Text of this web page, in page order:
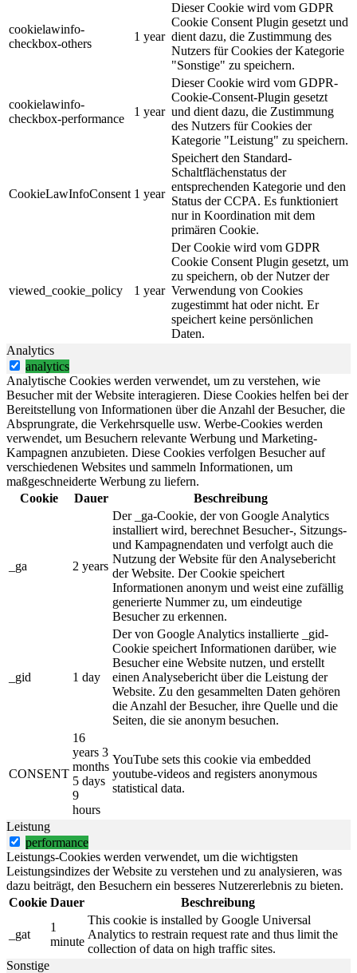
cookielawinfo-
checkbox-others
1 year
Dieser Cookie wird vom GDPR
Cookie Consent Plugin gesetzt und
dient dazu, die Zustimmung des
Nutzers für Cookies der Kategorie
"Sonstige" zu speichern.
cookielawinfo-
checkbox-performance
1 year
Dieser Cookie wird vom GDPR-
Cookie-Consent-Plugin gesetzt
und dient dazu, die Zustimmung
des Nutzers für Cookies der
Kategorie "Leistung" zu speichern.
CookieLawInfoConsent 1 year
Speichert den Standard-
Schaltflächenstatus der
entsprechenden Kategorie und den
Status der CCPA. Es funktioniert
nur in Koordination mit dem
primären Cookie.
viewed_cookie_policy 1 year
Der Cookie wird vom GDPR
Cookie Consent Plugin gesetzt, um
zu speichern, ob der Nutzer der
Verwendung von Cookies
zugestimmt hat oder nicht. Er
speichert keine persönlichen
Daten.
Analytics
analytics
Analytische Cookies werden verwendet, um zu verstehen, wie
Besucher mit der Website interagieren. Diese Cookies helfen bei der
Bereitstellung von Informationen über die Anzahl der Besucher, die
Absprungrate, die Verkehrsquelle usw. Werbe-Cookies werden
verwendet, um Besuchern relevante Werbung und Marketing-
Kampagnen anzubieten. Diese Cookies verfolgen Besucher auf
verschiedenen Websites und sammeln Informationen, um
maßgeschneiderte Werbung zu liefern.
Cookie
Dauer Beschreibung
_ga 2 years
Der _ga-Cookie, der von Google Analytics
installiert wird, berechnet Besucher-, Sitzungs-
und Kampagnendaten und verfolgt auch die
Nutzung der Website für den Analysebericht
der Website. Der Cookie speichert
Informationen anonym und weist eine zufällig
generierte Nummer zu, um eindeutige
Besucher zu erkennen.
_gid 1 day
Der von Google Analytics installierte _gid-
Cookie speichert Informationen darüber, wie
Besucher eine Website nutzen, und erstellt
einen Analysebericht über die Leistung der
Website. Zu den gesammelten Daten gehören
die Anzahl der Besucher, ihre Quelle und die
Seiten, die sie anonym besuchen.
CONSENT
16
years 3
months
5 days
9
hours
YouTube sets this cookie via embedded
youtube-videos and registers anonymous
statistical data.
Leistung
performance
Leistungs-Cookies werden verwendet, um die wichtigsten
Leistungsindizes der Website zu verstehen und zu analysieren, was
dazu beiträgt, den Besuchern ein besseres Nutzererlebnis zu bieten.
Cookie Dauer Beschreibung
_gat
1
minute
This cookie is installed by Google Universal
Analytics to restrain request rate and thus limit the
collection of data on high traffic sites.
Sonstige